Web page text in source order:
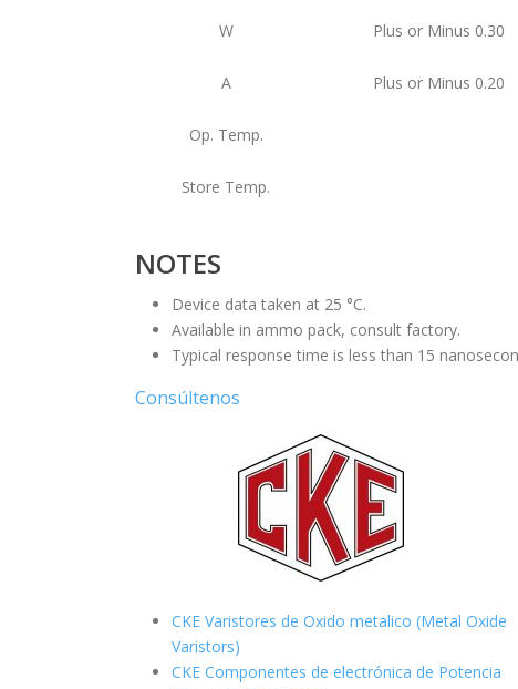
W Plus or Minus 0.30
A Plus or Minus 0.20
Op. Temp.
Store Temp.
NOTES
Device data taken at 25 °C.
Available in ammo pack, consult factory.
Typical response time is less than 15
Consúltenos
CKE Varistores de Oxido metalico (Metal Oxide
Varistors)
CKE Componentes de electrónica de Potencia